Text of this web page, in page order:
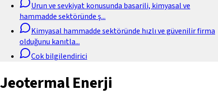
Urun ve sevkiyat konusunda basarili, kimyasal ve
hammadde sektöründe ş...
Kimyasal hammadde sektöründe hızlı ve güvenilir firma
olduğunu kanıtla...
Cok bilgilendirici
Jeotermal Enerji